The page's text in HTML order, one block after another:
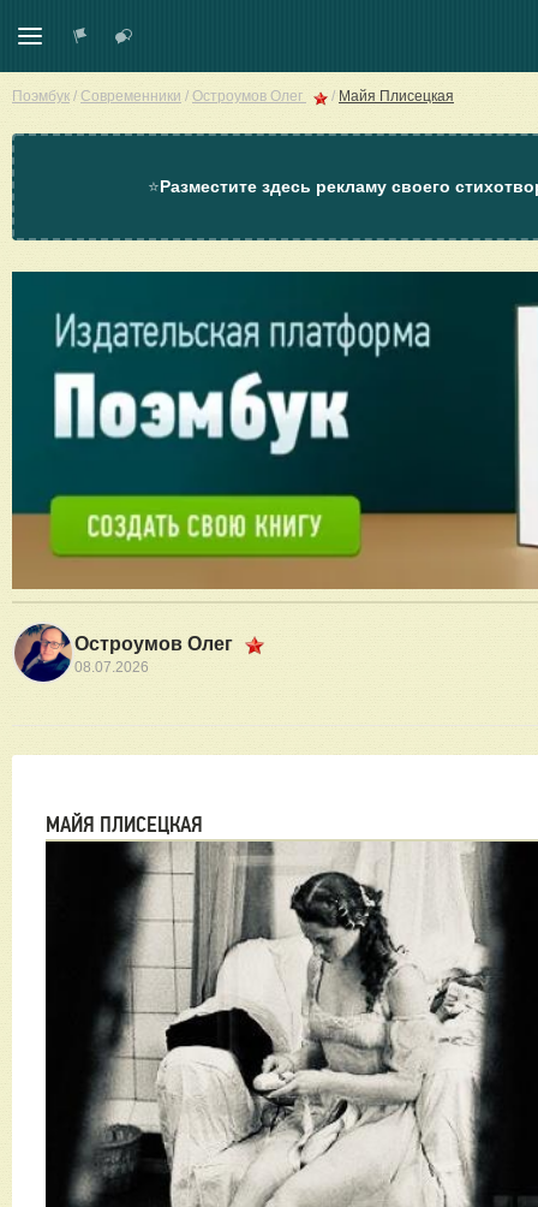
Поэмбук / Современники / Остроумов Олег / Майя Плисецкая
⭐Разместите здесь рекламу своего
Остроумов Олег
08.07.2026
МАЙЯ ПЛИСЕЦКАЯ